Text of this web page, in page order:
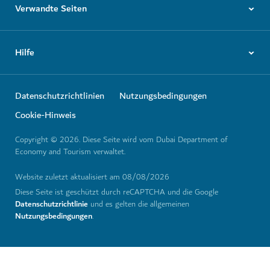
Verwandte Seiten
Hilfe
Datenschutzrichtlinien
Nutzungsbedingungen
Cookie-Hinweis
Copyright © 2026. Diese Seite wird vom Dubai Department of
Economy and Tourism verwaltet.
Website zuletzt aktualisiert am 08/08/2026
Diese Seite ist geschützt durch reCAPTCHA und die Google
Datenschutzrichtlinie und es gelten die allgemeinen
Nutzungsbedingungen.